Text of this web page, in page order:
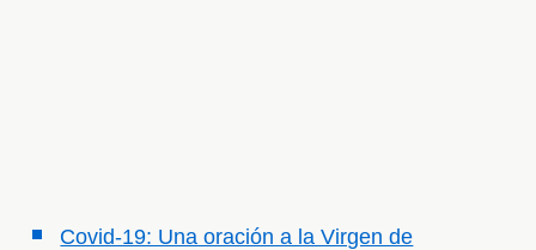
Covid-19: Una oración a la Virgen de